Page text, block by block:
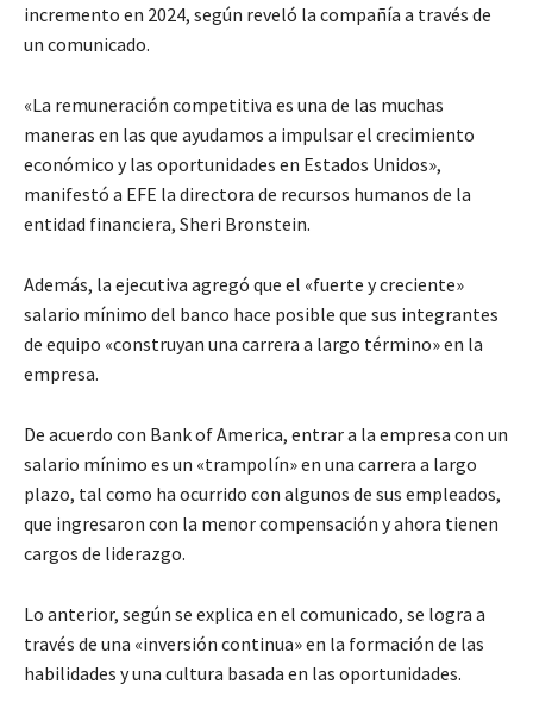
incremento en 2024, según reveló la compañía a través de
un comunicado.
«La remuneración competitiva es una de las muchas
maneras en las que ayudamos a impulsar el crecimiento
económico y las oportunidades en Estados Unidos»,
manifestó a EFE la directora de recursos humanos de la
entidad financiera, Sheri Bronstein.
Además, la ejecutiva agregó que el «fuerte y creciente»
salario mínimo del banco hace posible que sus integrantes
de equipo «construyan una carrera a largo término» en la
empresa.
De acuerdo con Bank of America, entrar a la empresa con un
salario mínimo es un «trampolín» en una carrera a largo
plazo, tal como ha ocurrido con algunos de sus empleados,
que ingresaron con la menor compensación y ahora tienen
cargos de liderazgo.
Lo anterior, según se explica en el comunicado, se logra a
través de una «inversión continua» en la formación de las
habilidades y una cultura basada en las oportunidades.